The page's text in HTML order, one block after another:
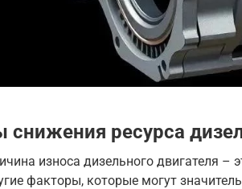
снижения ресурса
износа дизельного двигателя –
факторы, которые могут